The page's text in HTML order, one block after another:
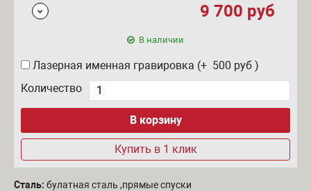
9 700 руб
В наличии
Лазерная именная гравировка (+ 500 руб )
Количество
Купить в 1 клик
Сталь: булатная сталь ,прямые спуски